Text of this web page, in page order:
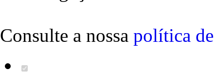
Consulte a nossa política de